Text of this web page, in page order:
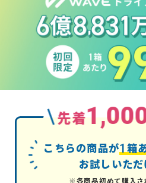
先着
こちらの商品が1箱
お試しいただ
※各商品初めて購入さ